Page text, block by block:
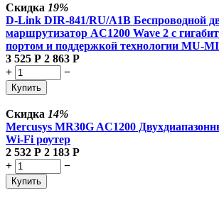
Скидка 19%
D-Link DIR-841/RU/A1B Беспроводной
маршрутизатор AC1200 Wave 2 с
портом и поддержкой технологии MU-
3 525 Р 2 863 Р
+
−
Купить
Скидка 14%
Mercusys MR30G AC1200
Wi-Fi роутер
2 532 Р 2 183 Р
+
−
Купить